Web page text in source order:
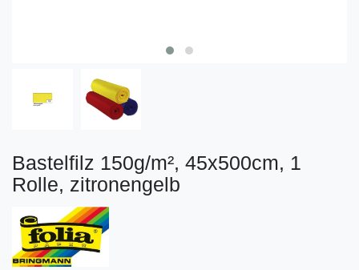
Bastelfilz 150g/m², 45x500cm, 1
Rolle, zitronengelb